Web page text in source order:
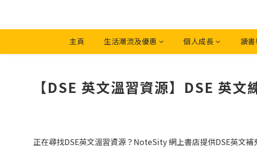
主頁 生活潮流及優惠 個人成長 讀
【DSE 英文溫習資源】DSE 英
正在尋找DSE英文溫習資源？NoteSity 網上書店提供DSE英文